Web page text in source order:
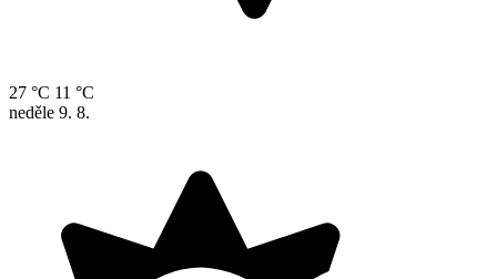
27 °C 11 °C
neděle 9. 8.